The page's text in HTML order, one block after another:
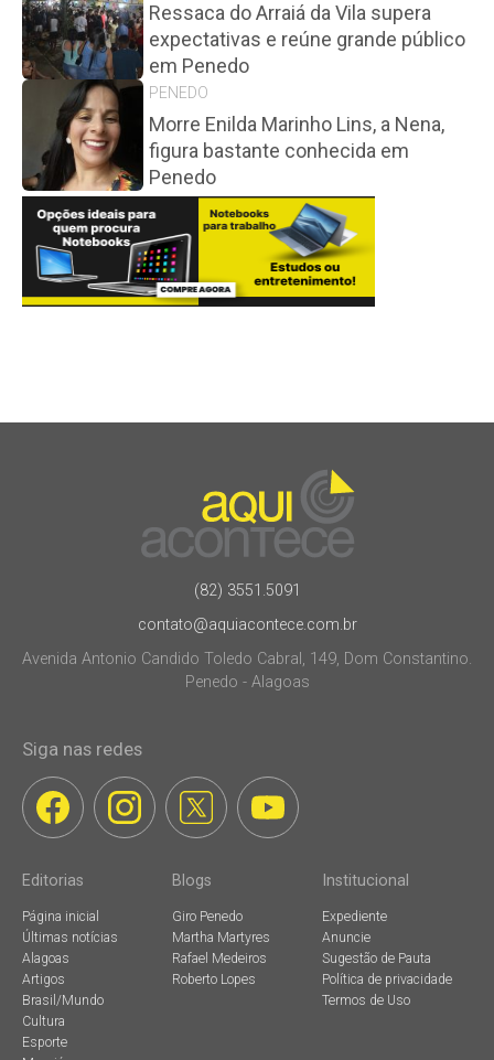
Ressaca do Arraiá da Vila supera
expectativas e reúne grande público
em Penedo
PENEDO
Morre Enilda Marinho Lins, a Nena,
figura bastante conhecida em
Penedo
(82) 3551.5091
contato@aquiacontece.com.br
Avenida Antonio Candido Toledo Cabral, 149, Dom Constantino.
Penedo - Alagoas
Siga nas redes
Editorias
Página inicial
Últimas notícias
Alagoas
Artigos
Brasil/Mundo
Cultura
Esporte
Blogs
Giro Penedo
Martha Martyres
Rafael Medeiros
Roberto Lopes
Institucional
Expediente
Anuncie
Sugestão de Pauta
Política de privacidade
Termos de Uso